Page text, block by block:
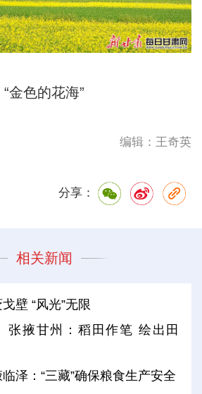
“金色的花海”
编辑：王奇英
分享：
相关新闻
壁 “风光”无限
张掖甘州：稻田作笔 绘出田
临泽：“三藏”确保粮食生产安全